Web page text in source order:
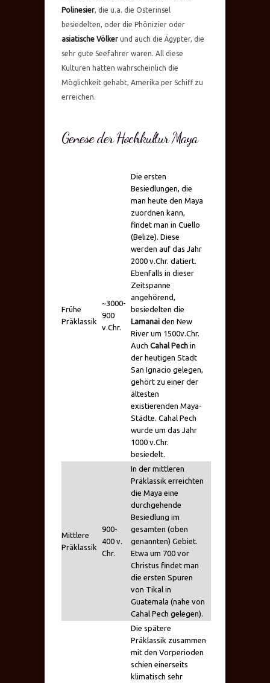
Polinesier, die u.a. die Osterinsel
besiedelten, oder die Phönizier oder
asiatische Völker und auch die Ägypter, die
sehr gute Seefahrer waren. All diese
Kulturen hätten wahrscheinlich die
Möglichkeit gehabt, Amerika per Schiff zu
erreichen.
Genese der Hochkultur Maya
Frühe
Präklassik
~3000-
900
v.Chr.
Die ersten
Besiedlungen, die
man heute den Maya
zuordnen kann,
findet man in Cuello
(Belize). Diese
werden auf das Jahr
2000 v.Chr. datiert.
Ebenfalls in dieser
Zeitspanne
angehörend,
besiedelten die
Lamanai den New
River um 1500v.Chr.
Auch Cahal Pech in
der heutigen Stadt
San Ignacio gelegen,
gehört zu einer der
ältesten
existierenden Maya-
Städte. Cahal Pech
wurde um das Jahr
1000 v.Chr.
besiedelt.
Mittlere
Präklassik
900-
400 v.
Chr.
In der mittleren
Präklassik erreichten
die Maya eine
durchgehende
Besiedlung im
gesamten (oben
genannten) Gebiet.
Etwa um 700 vor
Christus findet man
die ersten Spuren
von Tikal in
Guatemala (nahe von
Cahal Pech gelegen).
Die spätere
Präklassik zusammen
mit den Vorperioden
schien einerseits
klimatisch sehr